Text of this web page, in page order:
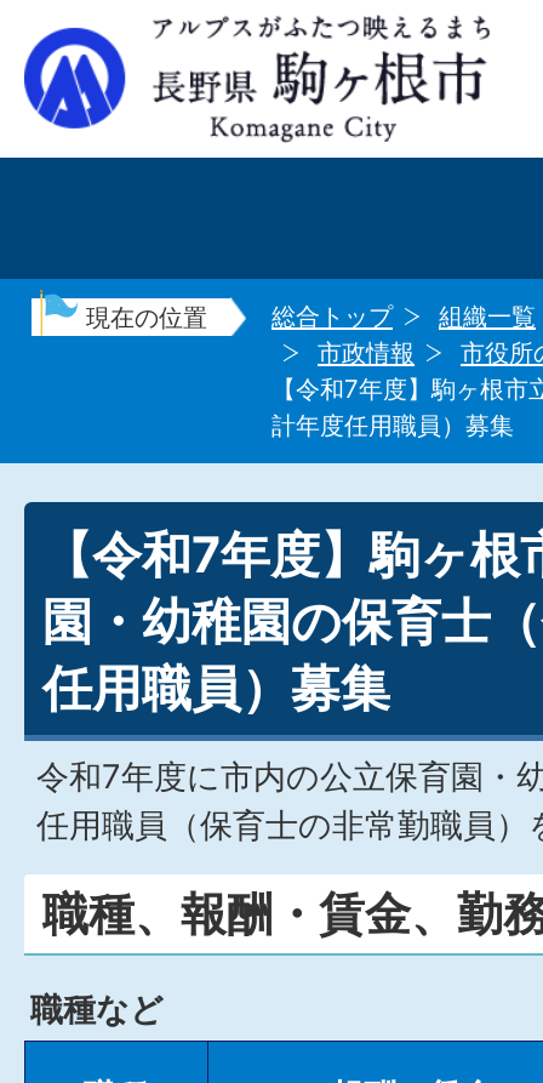
現在の位置 総合トップ
組織一覧
市政情報
市役所
【令和7年度】駒ヶ根
計年度任用職員）募集
【令和7年度】駒ヶ
園・幼稚園の保育士
任用職員）募集
令和7年度に市内の公立保育園・
任用職員（保育士の非常勤職員
職種、報酬・賃金、勤
職種など